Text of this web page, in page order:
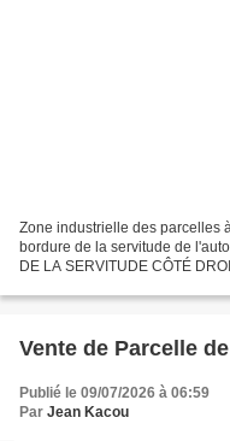
Zone industrielle des parcelles à vendre
bordure de la servitude de
DE LA SERVITUDE CÔTÉ
Vente de Parcelle
Publié le 09/07/2026 à 06:59
Par Jean Kacou